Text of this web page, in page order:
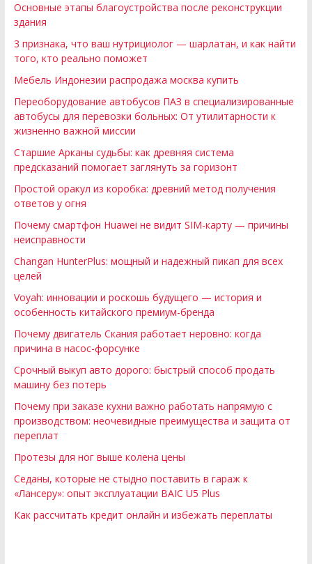
Основные этапы благоустройства после реконструкции
здания
3 признака, что ваш нутрициолог — шарлатан, и как найти
того, кто реально поможет
Мебель Индонезии распродажа москва купить
Переоборудование автобусов ПАЗ в специализированные
автобусы для перевозки больных: От утилитарности к
жизненно важной миссии
Старшие Арканы судьбы: как древняя система
предсказаний помогает заглянуть за горизонт
Простой оракул из коробка: древний метод получения
ответов у огня
Почему смартфон Huawei не видит SIM-карту — причины
неисправности
Changan HunterPlus: мощный и надежный пикап для всех
целей
Voyah: инновации и роскошь будущего — история и
особенность китайского премиум-бренда
Почему двигатель Скания работает неровно: когда
причина в насос-форсунке
Срочный выкуп авто дорого: быстрый способ продать
машину без потерь
Почему при заказе кухни важно работать напрямую с
производством: неочевидные преимущества и защита от
переплат
Протезы для ног выше колена цены
Седаны, которые не стыдно поставить в гараж к
«Лансеру»: опыт эксплуатации BAIC U5 Plus
Как рассчитать кредит онлайн и избежать переплаты